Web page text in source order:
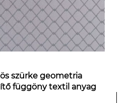
szürke geometria
függöny textil anyag